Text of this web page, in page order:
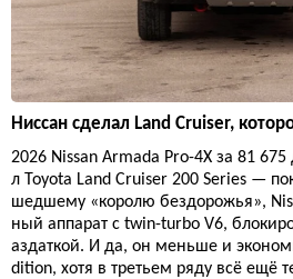
Ниссан сделал Land Cruiser,
2026 Nissan Armada Pro-4X за 81
л Toyota Land Cruiser 200 Series —
шедшему «королю бездорожья»,
ный аппарат с twin-turbo V6,
аздаткой. И да, он меньше и
dition, хотя в третьем ряду всё ещё